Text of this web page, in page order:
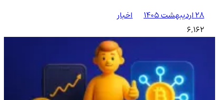
۲۸ اردیبهشت ۱۴۰۵
اخبار
6,162